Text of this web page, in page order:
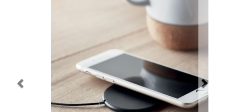
Navidad 🎄 Invierno